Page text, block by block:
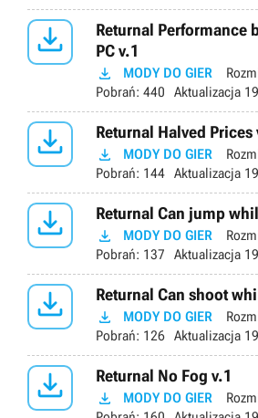

Returnal Performance
PC v.1
 MODY DO GIER
Pobrań: 440 Aktualizacja
 Returnal Halved Prices
 MODY DO GIER
Pobrań: 144 Aktualizacja
 Returnal Can jump
 MODY DO GIER
Pobrań: 137 Aktualizacja
 Returnal Can shoot
 MODY DO GIER
Pobrań: 126 Aktualizacja
 Returnal No Fog v.1
 MODY DO GIER